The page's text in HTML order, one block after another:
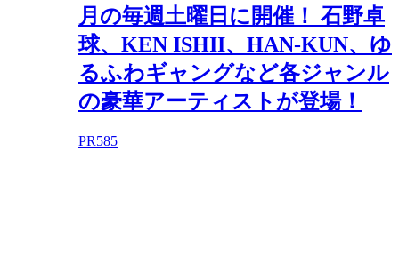
月の毎週土曜日に開催！ 石野卓
球、KEN ISHII、HAN-KUN、ゆ
るふわギャングなど各ジャンル
の豪華アーティストが登場！
PR585